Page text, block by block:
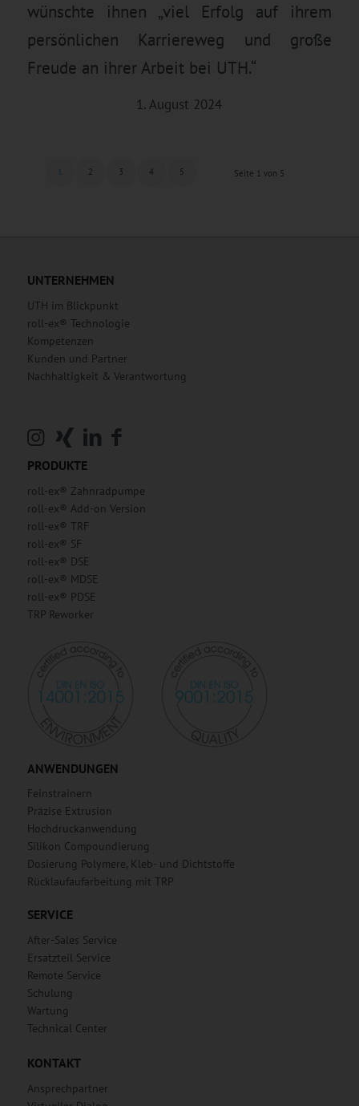
wünschte ihnen „viel Erfolg auf ihrem
persönlichen Karriereweg und große
Freude an ihrer Arbeit bei UTH.“
1. August 2024
Seite 1 von 5
1 2 3 4 5
UNTERNEHMEN
UTH im Blickpunkt
roll-ex® Technologie
Kompetenzen
Kunden und Partner
Nachhaltigkeit & Verantwortung
PRODUKTE
roll-ex® Zahnradpumpe
roll-ex® Add-on Version
roll-ex® TRF
roll-ex® SF
roll-ex® DSE
roll-ex® MDSE
roll-ex® PDSE
TRP Reworker
ANWENDUNGEN
Feinstrainern
Präzise Extrusion
Hochdruckanwendung
Silikon Compoundierung
Dosierung Polymere, Kleb- und Dichtstoffe
Rücklaufaufarbeitung mit TRP
SERVICE
After-Sales Service
Ersatzteil Service
Remote Service
Schulung
Wartung
Technical Center
KONTAKT
Ansprechpartner